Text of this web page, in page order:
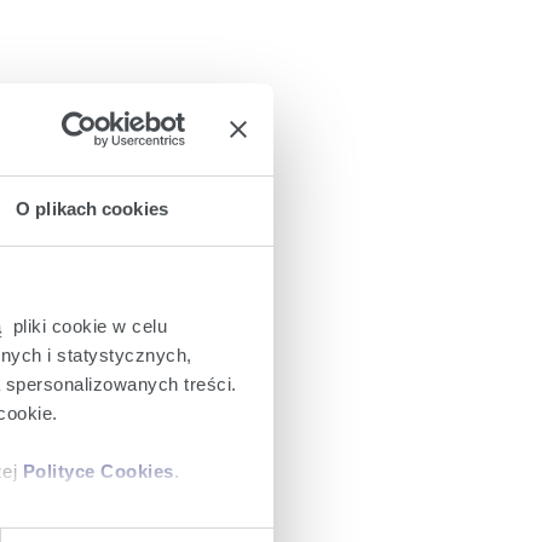
O plikach cookies
pliki cookie w celu
i statystycznych,
treści.
Polityce Cookies.
plików cookie z